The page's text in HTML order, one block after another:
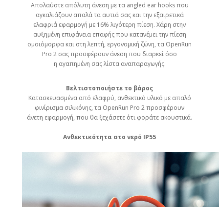
Απολαύστε απόλυτη άνεση με τα angled ear hooks που
αγκαλιάζουν απαλά τα αυτιά σας και την εξαιρετικά
ελαφριά εφαρμογή με 16% λιγότερη πίεση. Χάρη στην
αυξημένη επιφάνεια επαφής που κατανέμει την πίεση
ομοιόμορφα και στη λεπτή, εργονομική ζώνη, τα OpenRun
Pro 2 σας προσφέρουν άνεση που διαρκεί όσο
η αγαπημένη σας λίστα αναπαραγωγής.
Βελτιστοποιήστε το βάρος
Κατασκευασμένα από ελαφρύ, ανθεκτικό υλικό με απαλό
φινίρισμα σιλικόνης, τα OpenRun Pro 2 προσφέρουν
άνετη εφαρμογή, που θα ξεχάσετε ότι φοράτε ακουστικά.
Ανθεκτικότητα στο νερό IP55